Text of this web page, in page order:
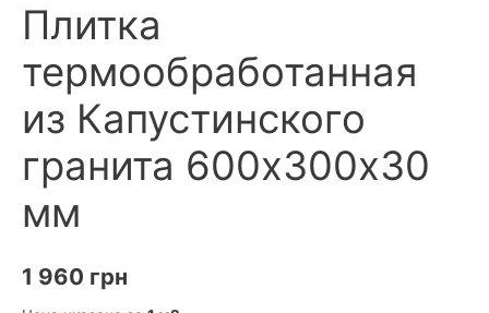
Плитка
термообработанная
из Капустинского
гранита 600х300х30
мм
1 960 грн